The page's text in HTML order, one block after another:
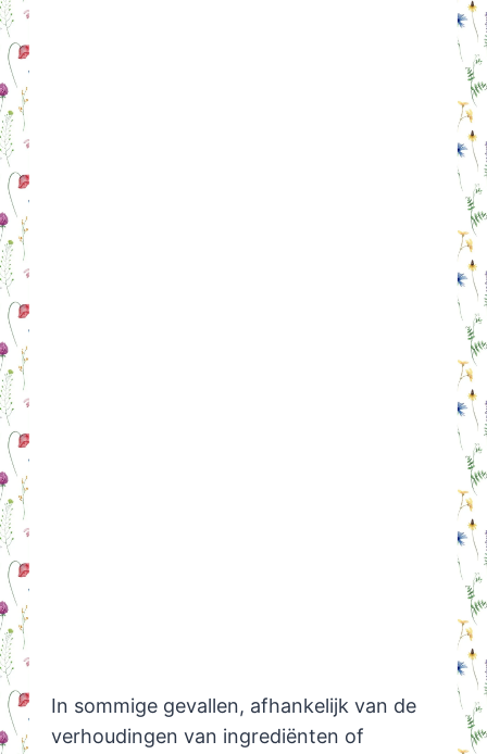
In sommige gevallen, afhankelijk van de
verhoudingen van ingrediënten of